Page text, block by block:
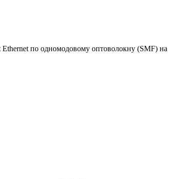
по одномодовому оптоволокну (SMF) на